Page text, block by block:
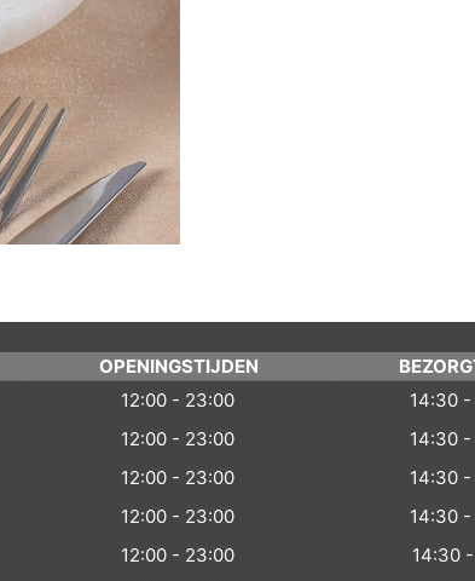
OPENINGSTIJDEN
12:00 - 23:00
14:30
12:00 - 23:00
14:30
12:00 - 23:00
14:30
12:00 - 23:00
14:30
12:00 - 23:00
14:30